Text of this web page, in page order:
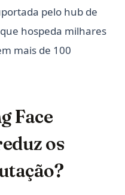
pelo hub de
hospeda milhares
mais de 100
Face
os